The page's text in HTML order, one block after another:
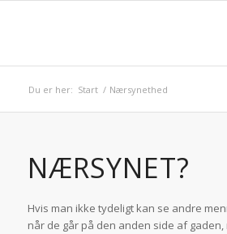
Du er her: Start / Nærsynethed
NÆRSYNET?
Hvis man ikke tydeligt kan se andre
når de går på den anden side af